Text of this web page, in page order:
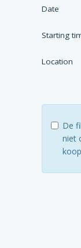
Date
Starting
Location
De
niet